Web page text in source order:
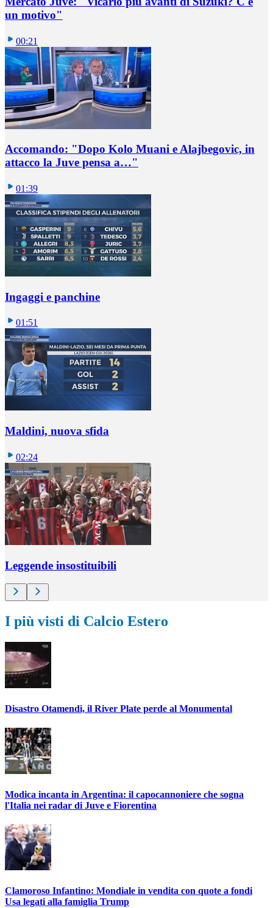
un motivo"
00:21
Accomando: "Dopo Kolo Muani e Alajbegovic, in
attacco la Juve pensa a…"
01:39
Ingaggi e panchine
01:51
Maldini, nuova sfida
02:24
Leggende insostituibili
I più visti di Calcio Estero
Disastro Otamendi, il River Plate perde al Monumental
Modica incanta in Argentina: il capocannoniere che sogna
l'Italia nei radar di Juve e Fiorentina
Clamoroso Infantino: Mondiale in vendita con quote a fondi
Usa legati alla famiglia Trump